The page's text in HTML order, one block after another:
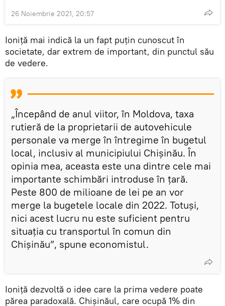
26 Noiembrie 2021, 20:57
Ioniță mai indică la un fapt puțin cunoscut în
societate, dar extrem de important, din punctul său
de vedere.
„Începând de anul viitor, în Moldova, taxa
rutieră de la proprietarii de autovehicule
personale va merge în întregime în bugetul
local, inclusiv al municipiului Chișinău. În
opinia mea, aceasta este una dintre cele mai
importante schimbări introduse în țară.
Peste 800 de milioane de lei pe an vor
merge la bugetele locale din 2022. Totuși,
nici acest lucru nu este suficient pentru
situația cu transportul în comun din
Chișinău”, spune economistul.
Ioniță dezvoltă o idee care la prima vedere poate
părea paradoxală. Chișinăul, care ocupă 1% din